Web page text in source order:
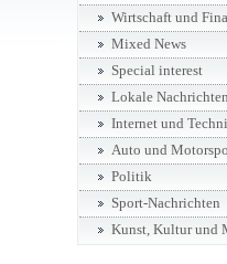
Wirtschaft und
Mixed News
Special interest
Lokale Nachrichten
Internet und
Auto und
Politik
Sport-Nachrichten
Kunst, Kultur und